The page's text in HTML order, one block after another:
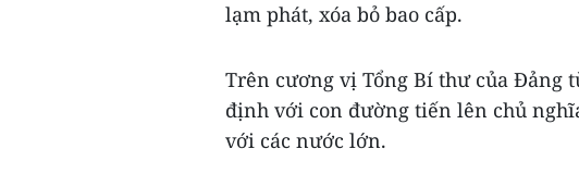
lạm phát, xóa bỏ bao cấp.
Trên cương vị Tổng Bí thư của Đảng
định với con đường tiến lên chủ
với các nước lớn.